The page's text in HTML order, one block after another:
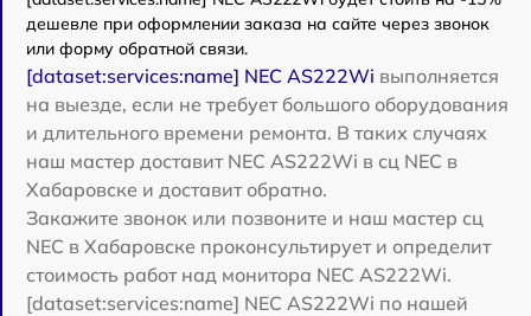
дешевле при оформлении заказа на сайте через звонок
или форму обратной связи.
[dataset:services:name] NEC AS222Wi выполняется
на выезде, если не требует большого оборудования
и длительного времени ремонта. В таких случаях
наш мастер доставит NEC AS222Wi в сц NEC в
Хабаровске и доставит обратно.
Закажите звонок или позвоните и наш мастер сц
NEC в Хабаровске проконсультирует и определит
стоимость работ над монитора NEC AS222Wi.
[dataset:services:name] NEC AS222Wi по нашей